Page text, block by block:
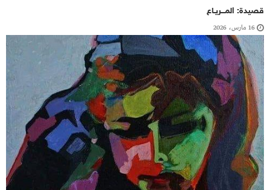
قصيدة: المـــريـاع
16 مارس، 2026